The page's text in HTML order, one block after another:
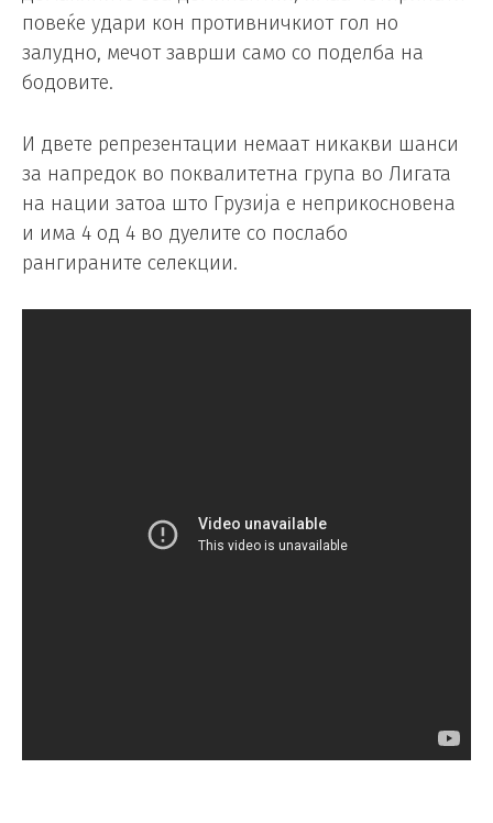
повеќе удари кон противничкиот гол но
залудно, мечот заврши само со поделба на
бодовите.
И двете репрезентации немаат никакви шанси
за напредок во поквалитетна група во Лигата
на нации затоа што Грузија е неприкосновена
и има 4 од 4 во дуелите со послабо
рангираните селекции.